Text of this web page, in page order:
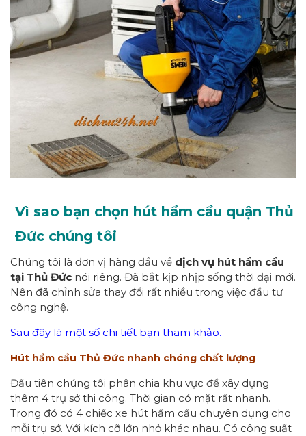
Vì sao bạn chọn hút hầm cầu quận Thủ
Đức chúng tôi
Chúng tôi là đơn vị hàng đầu về dịch vụ hút hầm cầu
tại Thủ Đức nói riêng. Đã bắt kịp nhịp sống thời đại mới.
Nên đã chỉnh sửa thay đổi rất nhiều trong việc đầu tư
công nghệ.
Sau đây là một số chi tiết bạn tham khảo.
Hút hầm cầu Thủ Đức nhanh chóng chất lượng
Đầu tiên chúng tôi phân chia khu vực để xây dựng
thêm 4 trụ sở thi công. Thời gian có mặt rất nhanh.
Trong đó có 4 chiếc xe hút hầm cầu chuyên dụng cho
mỗi trụ sở. Với kích cỡ lớn nhỏ khác nhau. Có công suất